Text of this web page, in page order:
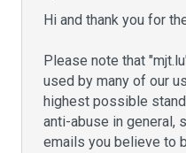
Hi and thank you for
Please note that
used by many of our
highest possible
anti-abuse in general,
emails you believe to